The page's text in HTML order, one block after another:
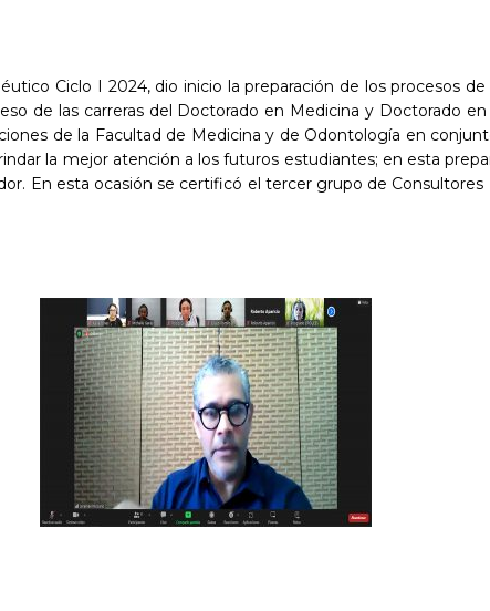
Ciclo I 2024, dio inicio la preparación de los procesos
de las carreras del Doctorado en Medicina y Doctorado
de la Facultad de Medicina y de Odontología en
la mejor atención a los futuros estudiantes; en esta
En esta ocasión se certificó el tercer grupo de